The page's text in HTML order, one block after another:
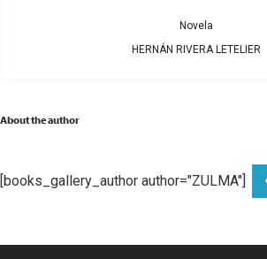
Novela
HERNÁN RIVERA LETELIER
About the author
[books_gallery_author author="ZULMA"]